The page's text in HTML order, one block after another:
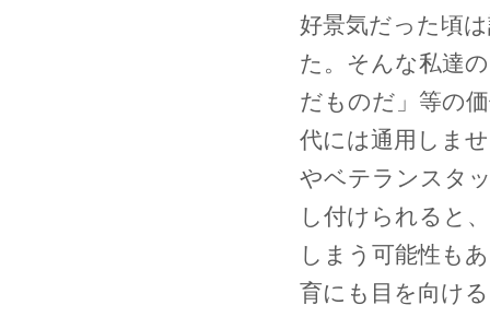
好景気だった頃
た。そんな私達
だものだ」等の
代には通用しま
やベテランスタ
し付けられると
しまう可能性も
育にも目を向け